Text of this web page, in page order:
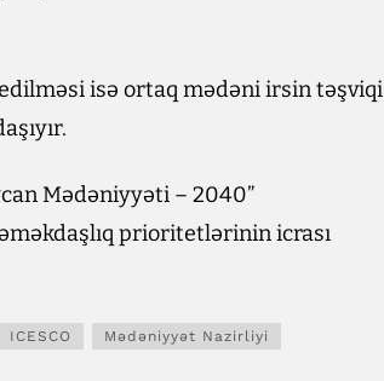
isə ortaq mədəni irsin təşviqi
Mədəniyyəti – 2040”
prioritetlərinin icrası
ICESCO
Mədəniyyət Nazirliyi